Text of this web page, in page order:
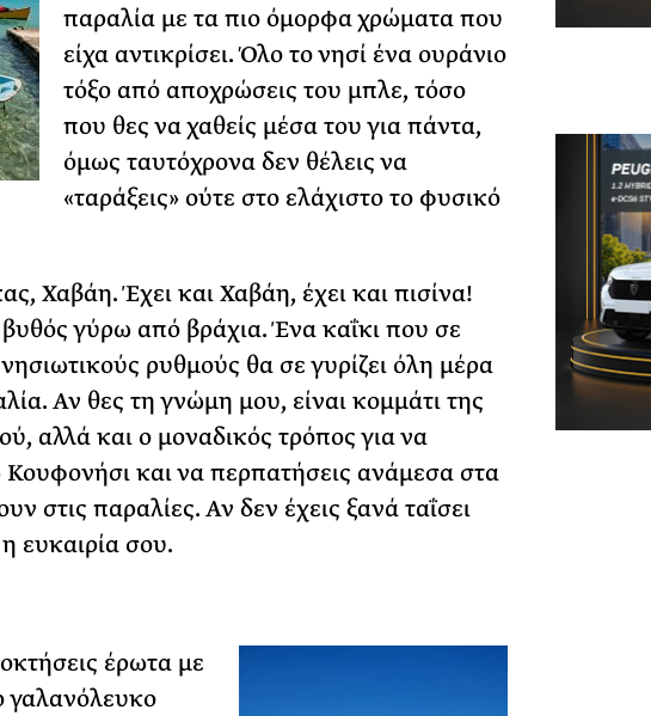
παραλία με τα πιο όμορφα χρώματα που
είχα αντικρίσει. Όλο το νησί ένα ουράνιο
τόξο από αποχρώσεις του μπλε, τόσο
που θες να χαθείς μέσα του για πάντα,
όμως ταυτόχρονα δεν θέλεις να
«ταράξεις» ούτε στο ελάχιστο το φυσικό
Χαβάη. Έχει και Χαβάη, έχει και πισίνα!
γύρω από βράχια. Ένα καΐκι που σε
ρυθμούς θα σε γυρίζει όλη μέρα
Αν θες τη γνώμη μου, είναι κομμάτι της
αλλά και ο μοναδικός τρόπος για να
Κουφονήσι και να περπατήσεις ανάμεσα στα
στις παραλίες. Αν δεν έχεις ξανά ταΐσει
ευκαιρία σου.
έρωτα με
γαλανόλευκο